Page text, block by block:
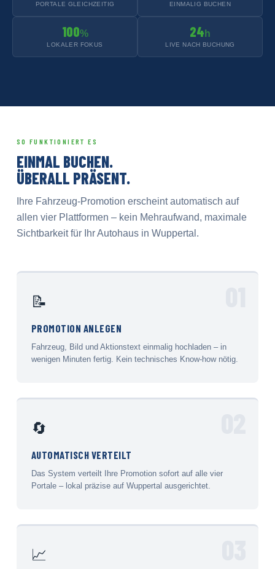
PORTALE GLEICHZEITIG EINMALIG BUCHEN
100%
LOKALER FOKUS
24 h
LIVE NACH BUCHUNG
SO FUNKTIONIERT ES
EINMAL BUCHEN.
ÜBERALL PRÄSENT.
Ihre Fahrzeug-Promotion erscheint automatisch auf
allen vier Plattformen – kein Mehraufwand, maximale
Sichtbarkeit für Ihr Autohaus in Wuppertal.
📝
PROMOTION ANLEGEN
Fahrzeug, Bild und Aktionstext einmalig hochladen – in
wenigen Minuten fertig. Kein technisches Know-how nötig.
🔄
AUTOMATISCH VERTEILT
Das System verteilt Ihre Promotion sofort auf alle vier
Portale – lokal präzise auf Wuppertal ausgerichtet.
📈